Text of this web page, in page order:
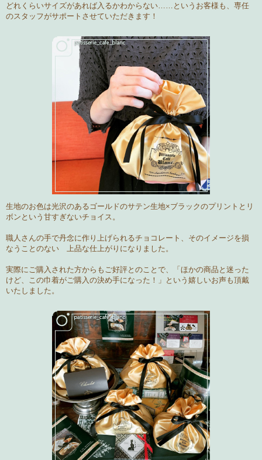
どれくらいサイズがあれば入るかわからない……というお客様も、 専任
のスタッフがサポート させていただきます！
生地のお色は光沢のある ゴールドのサテン生地×ブラックのプリントとリ
ボン という甘すぎないチョイス。
職人さんの手で丹念に作り上げられるチョコレート、そのイメージを損
なうことのない 上品な仕上がりになりました。
実際にご購入された方からもご好評とのことで、
「ほかの商品と迷った
けど、この巾着がご購入の決め手になった！」 という嬉しいお声も頂戴
いたしました。